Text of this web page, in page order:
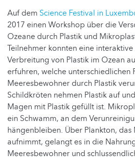
Auf dem Science Festival in
2017 einen Workshop über die
Ozeane durch Plastik und
Teilnehmer konnten eine
Verbreitung von Plastik im Ozean
erfuhren, welche unterschiedlichen
Meeresbewohner durch Plastik
Schildkröten nehmen Plastik auf
Magen mit Plastik gefüllt ist.
ein Schwamm, an dem
hängenbleiben. Über Plankton,
aufnimmt, gelangt es in die
Meeresbewohner und